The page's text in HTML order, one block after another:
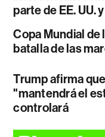
parte de EE. UU.
Copa Mundial de
batalla de las
Trump afirma
"mantendrá el
controlará